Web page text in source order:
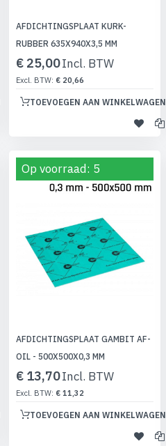
AFDICHTINGSPLAAT KURK-
RUBBER 635X940X3,5 MM
€ 25,00
€ 20,66
TOEVOEGEN AAN WINKELWAGEN
Op voorraad: 5
AFDICHTINGSPLAAT GAMBIT AF-
OIL - 500X500X0,3 MM
€ 13,70
€ 11,32
TOEVOEGEN AAN WINKELWAGEN